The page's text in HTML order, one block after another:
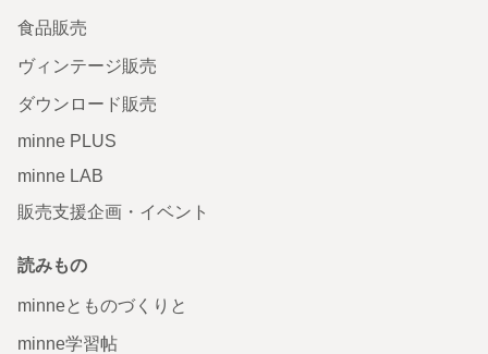
食品販売
ヴィンテージ販売
ダウンロード販売
minne PLUS
minne LAB
販売支援企画・イベント
読みもの
minneとものづくりと
minne学習帖